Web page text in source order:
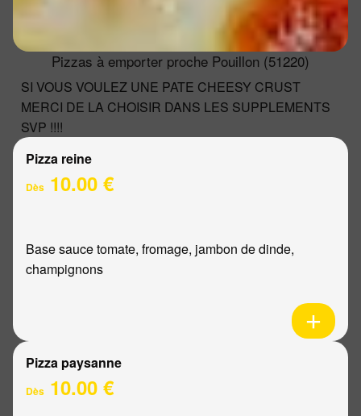
Pizzas à emporter proche Pouillon (51220)
SI VOUS VOULEZ UNE PATE CHEESY CRUST
MERCI DE LA CHOISIR DANS LES SUPPLEMENTS
SVP !!!!
Pizza reine
Dès 10.00 €
Base sauce tomate, fromage, jambon de dinde,
champignons
Pizza paysanne
Dès 10.00 €